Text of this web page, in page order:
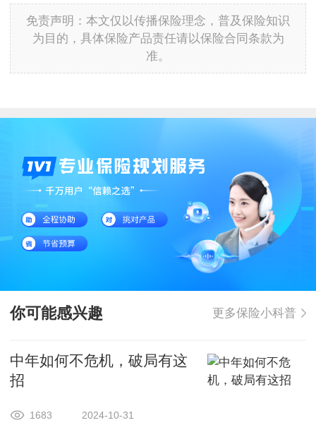
免责声明：本文仅以传播保险理念，普及保险知识
为目的，具体保险产品责任请以保险合同条款为
准。
你可能感兴趣 更多保险小科普
中年如何不危机，破局有这
招
1683 2024-10-31